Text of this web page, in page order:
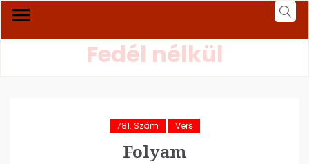
Fedél nélkül
781. Szám Vers
Folyam